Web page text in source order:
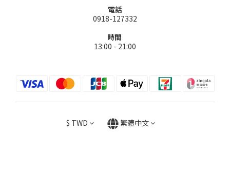
電話
0918-127332
時間
13:00 - 21:00
$ TWD 繁體中文